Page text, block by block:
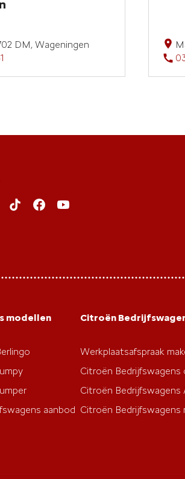
DM, Wageningen
modellen
aanbod
Citroën
Werkplaatsafspraak
Citroën Bedrijfswagens
Citroën Bedrijfswagens
Citroën Bedrijfswagens